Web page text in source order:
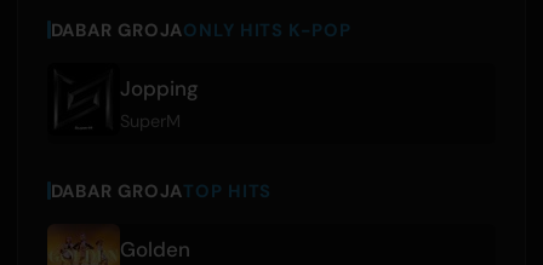
DABAR GROJAONLY HITS K-POP
Jopping
SuperM
DABAR GROJATOP HITS
Golden